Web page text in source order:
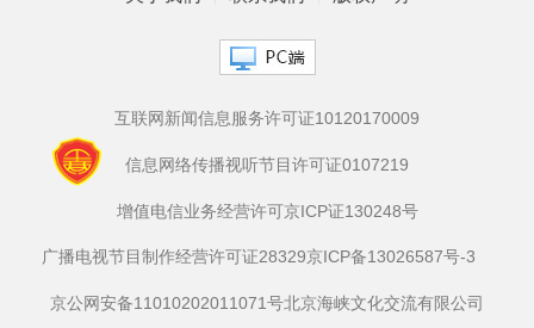
互联网新闻信息服务许可证10120170009
信息网络传播视听节目许可证0107219
增值电信业务经营许可京ICP证130248号
广播电视节目制作经营许可证28329京ICP备13026587号-3
京公网安备11010202011071号北京海峡文化交流有限公司